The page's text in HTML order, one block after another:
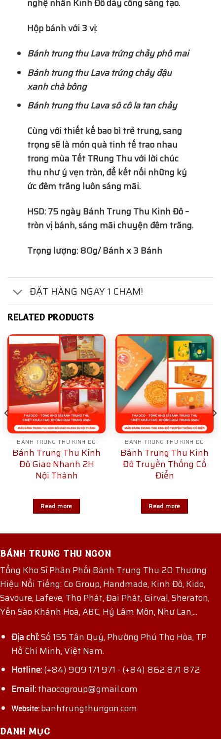
nghệ nhân Kinh Đô dày công sáng tạo.
Hộp bánh với 3 vị:
Bánh trung thu Lava trứng chảy phô mai
Bánh trung thu Lava trứng chảy đậu
xanh chà bông
Bánh trung thu Lava sô cô la tan chảy
Cùng với thiết kế bao bì trẻ trung, sang
trọng sẽ là món quà tinh tế trao nhau
trong mùa Tết TRung Thu với lời chúc
thu như ý vẹn tròn, để kết nối những ký
ức đêm trăng luôn sáng mãi.
HSD: 75 ngày Bánh Trung Thu Kinh Đô –
tròn vị bánh, sáng mãi chuyện đêm trăng.
Trọng lượng: 80g/ Bánh x 3 Bánh
ĐẶT HÀNG NGAY 1 CHẠM!
RELATED PRODUCTS
BÁNH TRUNG THU KINH ĐÔ
Bánh Trung Thu Kinh
Đô Giao Nhanh 2H
Nội Thành
Read more
BÁNH TRUNG THU KINH ĐÔ
Bánh Trung Thu Kinh
Đô Truyền Thống Cổ
Điển
Read more
BÁNH TRUNG THU NGON
Tổng Kho Sỉ Phân Phối Bánh Trung Thu 20 Thương
Hiệu Nổi Tiếng: Co Group, Handmade, Kinh Đô, Kido,
Savoure, Lafeve, Thọ Phát, Đại Phát, Girval, Sheraton,
Yến Sào Khánh Hoà, ABC, Hỷ Lâm Môn, Như Lan,...
Địa chỉ:Số 155 Tân Quý, Phường Phú Thọ Hòa, TP
Hồ Chí Minh, Việt Nam.
Hotline:(+84) 909 171 971 - (+84) 862 871 872
Email:thaocogroup@gmail.com
Website:banhtrungthungon.com
DANH MỤC